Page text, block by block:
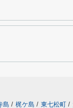
島 / 梶ケ島 / 東七松町 /